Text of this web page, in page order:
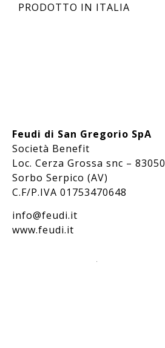
PRODOTTO IN ITALIA
Feudi di San Gregorio SpA
Società Benefit
Loc. Cerza Grossa snc – 83050
Sorbo Serpico (AV)
C.F/P.IVA 01753470648
info@feudi.it
www.feudi.it